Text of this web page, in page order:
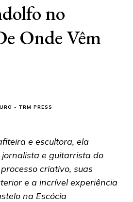
no
Onde Vêm
- TRM PRESS
e escultora, ela
e guitarrista do
criativo, suas
e a incrível experiência
na Escócia